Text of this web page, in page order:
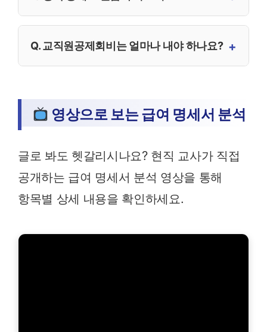
Q. 교직원공제회비는 얼마나 내야 하나요?
영상으로 보는 급여 명세서 분석
글로 봐도 헷갈리시나요? 현직 교사가 직접
공개하는 급여 명세서 분석 영상을 통해
항목별 상세 내용을 확인하세요.